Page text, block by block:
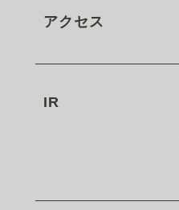
アクセス
IR